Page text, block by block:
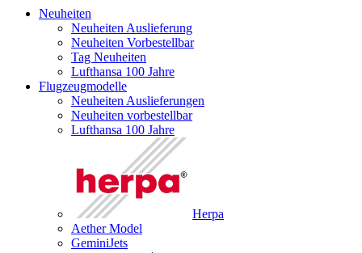
Neuheiten
Neuheiten Auslieferung
Neuheiten Vorbestellbar
Tag Neuheiten
Lufthansa 100 Jahre
Flugzeugmodelle
Neuheiten Auslieferungen
Neuheiten vorbestellbar
Lufthansa 100 Jahre
Herpa
Aether Model
GeminiJets